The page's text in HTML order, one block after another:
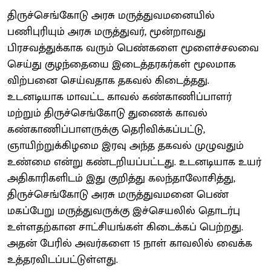
திருச்செங்கோடு அரசு மருத்துவமனையில்
பணிபுரியும் அரசு மருத்துவர், மூன்றாவது
பிரசவத்துக்காக வரும் பெண்களை மூளைச்சலவை
செய்து குழந்தையை இடைத்தரகர்கள் மூலமாக
விற்பனை செய்வதாக தகவல் கிடைத்தது.
உடனடியாக மாவட்ட காவல் கண்காணிப்பாளர்
மற்றும் திருச்செங்கோடு துணைக் காவல்
கண்காணிப்பாளருக்கு தெரிவிக்கப்பட்டு,
ஞாயிற்றுக்கிழமை இரவு அந்த தகவல் முழுவதும்
உண்மை என்று கண்டறியப்பட்டது. உடனடியாக உயர்
அதிகாரிகளிடம் இது குறித்து கலந்தாலோசித்து,
திருச்செங்கோடு அரசு மருத்துவமனை பெண்
மகப்பேறு மருத்துவருக்கு இச்செயலில் தொடர்பு
உள்ளதற்கான சாட்சியங்கள் கிடைக்கப் பெற்றது.
அதன் பேரில் அவர்களை 15 நாள் காவலில் வைக்க
உத்தரவிடப்பட்டுள்ளது.